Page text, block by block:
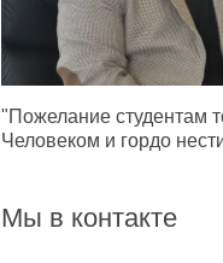
"Пожелание студентам
Человеком и гордо
Мы в контакте